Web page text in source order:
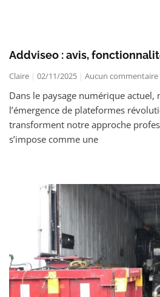
Addviseo : avis,
Claire 02/11/2025 Aucun commentaire
Dans le paysage numérique actuel,
l’émergence de plateformes
transforment notre approche
s’impose comme une